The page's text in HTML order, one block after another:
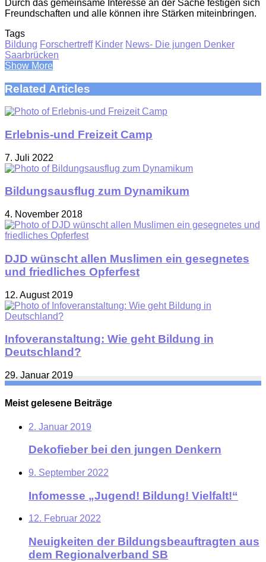
Durch das gemeinsame Interesse an der Sache festigen sich
Freundschaften und alle können ihre Stärken miteinbringen.
Tags
Bildung Forschertreff Kinder News- Die jungen Denker
Saarbrücken
Show More
Related Articles
Erlebnis-und Freizeit Camp
7. Juli 2022
Bildungsausflug zum Dynamikum
4. November 2018
DJD wünscht allen Muslimen ein gesegnetes
und friedliches Opferfest
12. August 2019
Infoveranstaltung: Wie geht Bildung in
Deutschland?
29. Januar 2019
Meist gelesene Beiträge
2. Januar 2019
Dekofieber bei den jungen Denkern
9. September 2022
Infomesse „Jugend! Bildung! Vielfalt!“
12. Februar 2022
Neuigkeiten der Bildungsbeauftragten aus
dem Regionalverband SB